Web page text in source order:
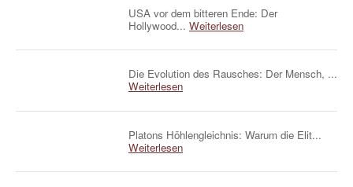
USA vor dem bitteren Ende: Der
Hollywood... Weiterlesen
Die Evolution des Rausches: Der Mensch, ...
Weiterlesen
Platons Höhlengleichnis: Warum die Elit...
Weiterlesen